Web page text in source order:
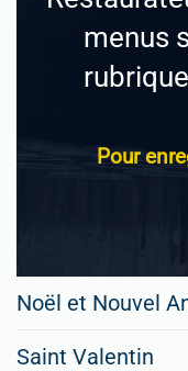
menus
Pour
Noël et Nouvel
Saint Valentin